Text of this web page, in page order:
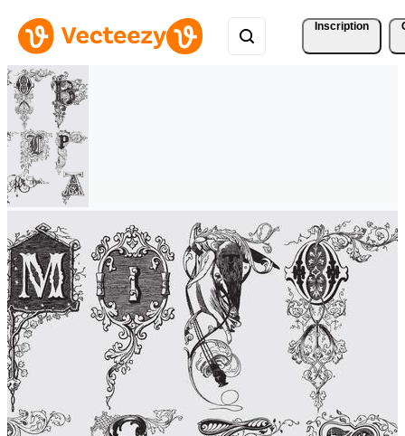
Inscription